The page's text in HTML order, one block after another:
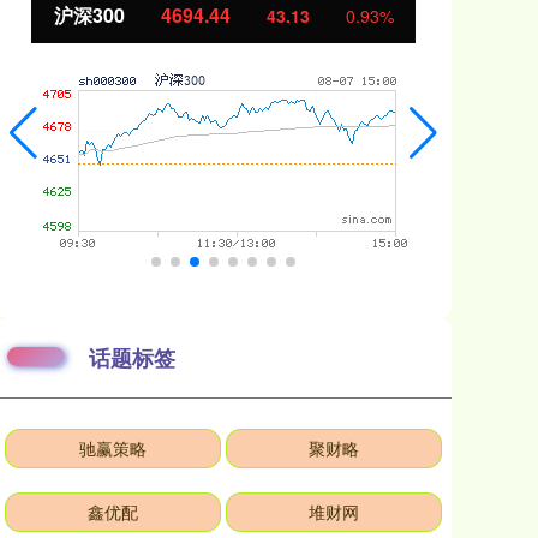
北证50 1134.24 11.37 1.01%
话题标签
驰赢策略 聚财略
鑫优配 堆财网